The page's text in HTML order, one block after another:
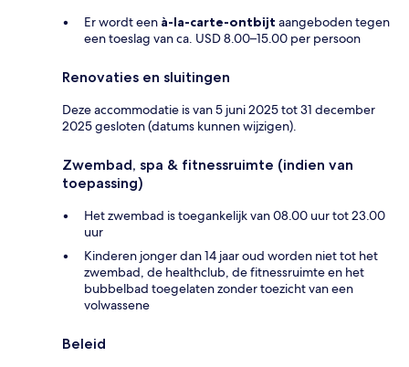
Er wordt een à-la-carte-ontbijt aangeboden tegen
een toeslag van ca. USD 8.00–15.00 per persoon
Renovaties en sluitingen
Deze accommodatie is van 5 juni 2025 tot 31 december
2025 gesloten (datums kunnen wijzigen).
Zwembad, spa & fitnessruimte (indien van
toepassing)
Het zwembad is toegankelijk van 08.00 uur tot 23.00
uur
Kinderen jonger dan 14 jaar oud worden niet tot het
zwembad, de healthclub, de fitnessruimte en het
bubbelbad toegelaten zonder toezicht van een
volwassene
Beleid